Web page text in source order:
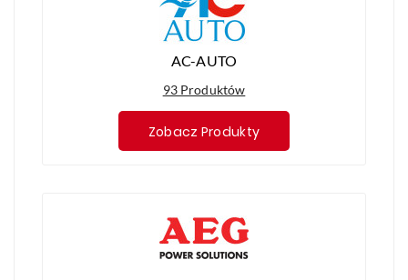
AC-AUTO
93 Produktów
Zobacz Produkty